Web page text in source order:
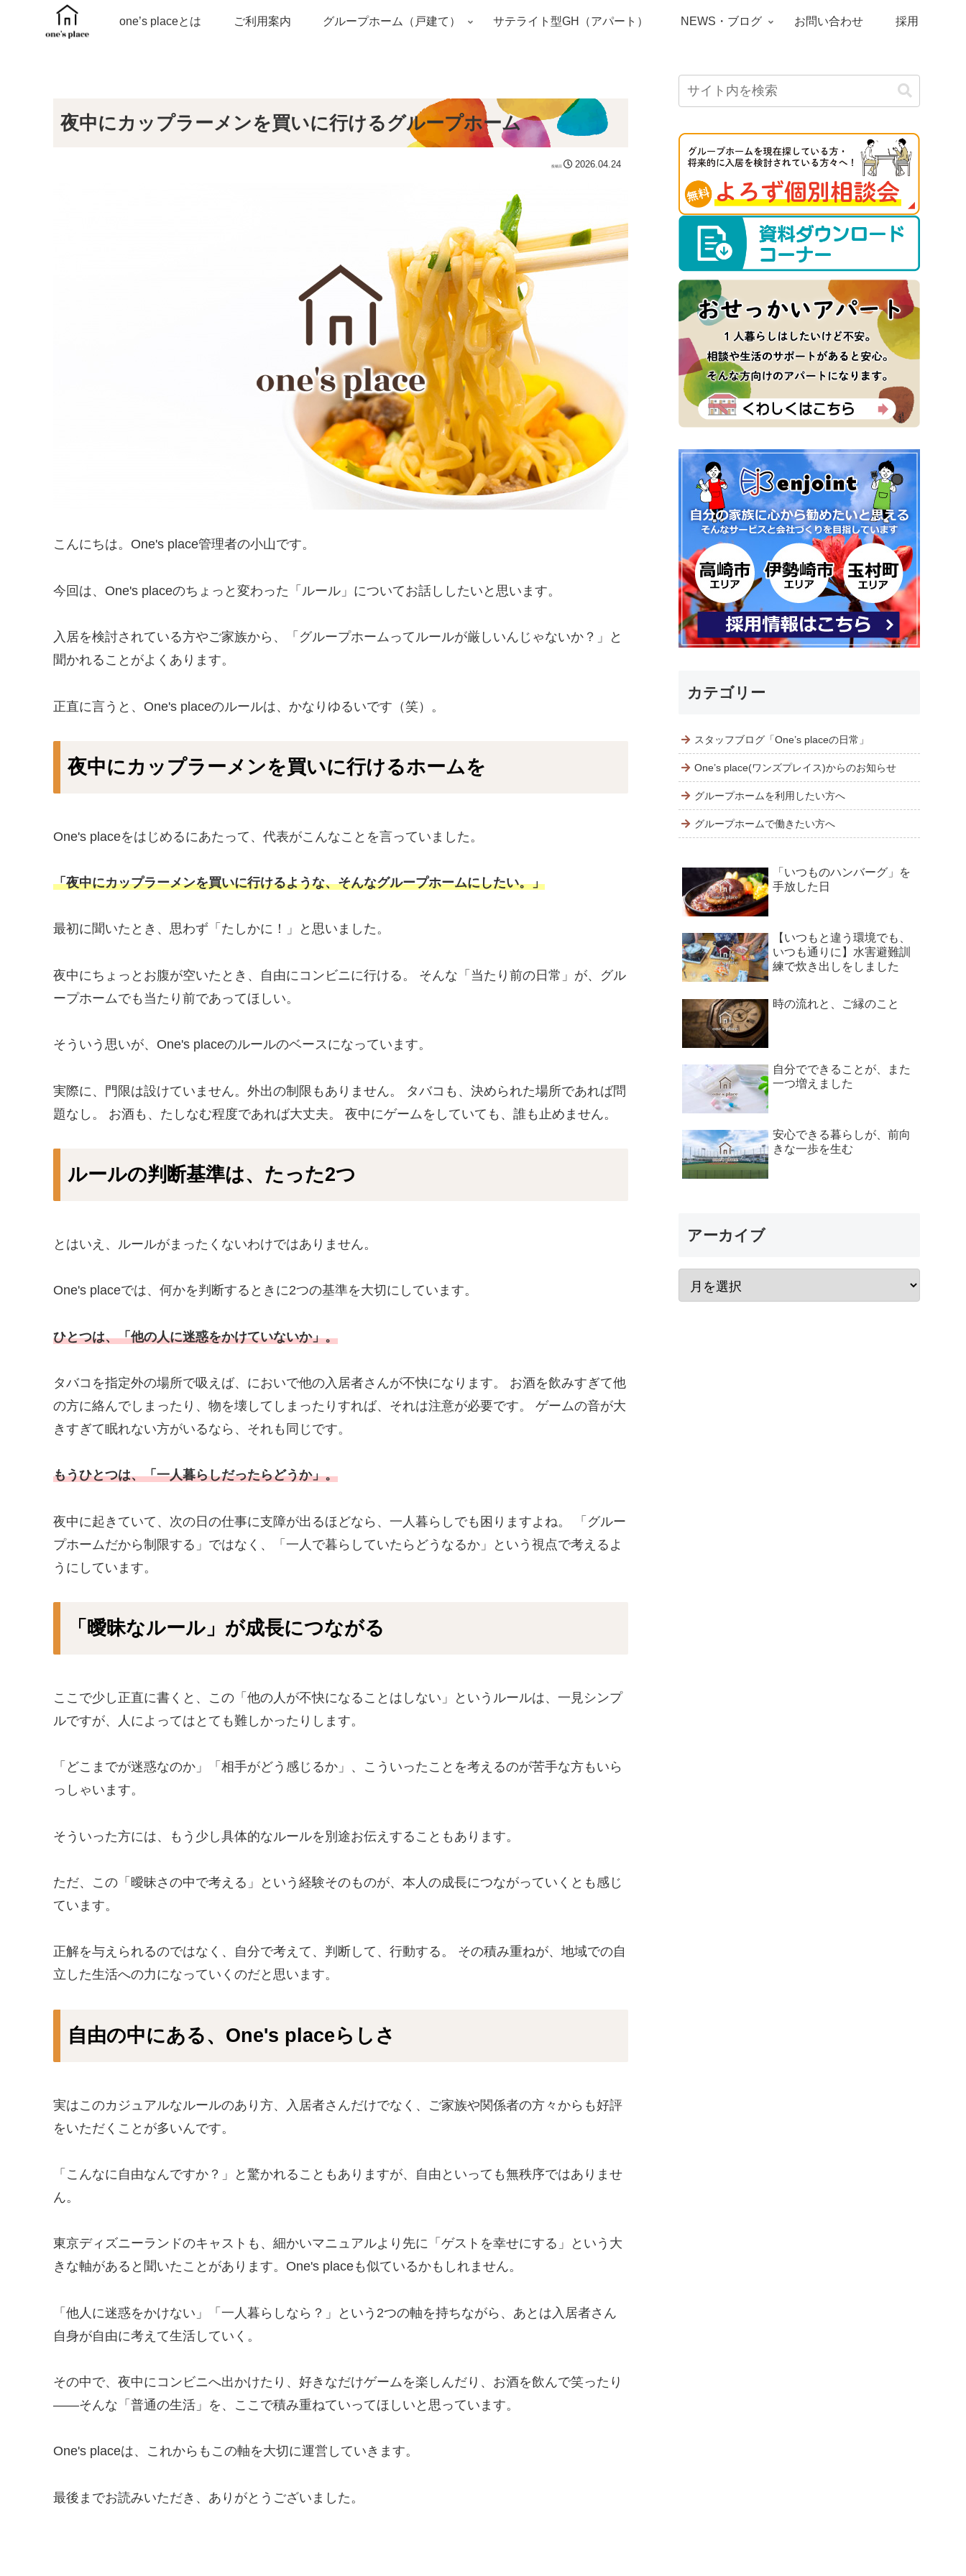
one’s placeとは ご利用案内 グループホーム（戸建て） サテライト型GH（アパート） NEWS・ブログ お問い合わせ 採用
夜中にカップラーメンを買いに行けるグループホーム
2026.04.24
こんにちは。One's place管理者の小山です。
今回は、One's placeのちょっと変わった「ルール」についてお話ししたいと思います。
入居を検討されている方やご家族から、「グループホームってルールが厳しいんじゃないか？」と
聞かれることがよくあります。
正直に言うと、One's placeのルールは、かなりゆるいです（笑）。
夜中にカップラーメンを買いに行けるホームを
One's placeをはじめるにあたって、代表がこんなことを言っていました。
「夜中にカップラーメンを買いに行けるような、そんなグループホームにしたい。」
最初に聞いたとき、思わず「たしかに！」と思いました。
夜中にちょっとお腹が空いたとき、自由にコンビニに行ける。 そんな「当たり前の日常」が、グル
ープホームでも当たり前であってほしい。
そういう思いが、One's placeのルールのベースになっています。
実際に、門限は設けていません。外出の制限もありません。 タバコも、決められた場所であれば問
題なし。 お酒も、たしなむ程度であれば大丈夫。 夜中にゲームをしていても、誰も止めません。
ルールの判断基準は、たった2つ
とはいえ、ルールがまったくないわけではありません。
One's placeでは、何かを判断するときに2つの基準を大切にしています。
ひとつは、「他の人に迷惑をかけていないか」。
タバコを指定外の場所で吸えば、においで他の入居者さんが不快になります。 お酒を飲みすぎて他
の方に絡んでしまったり、物を壊してしまったりすれば、それは注意が必要です。 ゲームの音が大
きすぎて眠れない方がいるなら、それも同じです。
もうひとつは、「一人暮らしだったらどうか」。
夜中に起きていて、次の日の仕事に支障が出るほどなら、一人暮らしでも困りますよね。 「グルー
プホームだから制限する」ではなく、「一人で暮らしていたらどうなるか」という視点で考えるよ
うにしています。
「曖昧なルール」が成長につながる
ここで少し正直に書くと、この「他の人が不快になることはしない」というルールは、一見シンプ
ルですが、人によってはとても難しかったりします。
「どこまでが迷惑なのか」「相手がどう感じるか」、こういったことを考えるのが苦手な方もいら
っしゃいます。
そういった方には、もう少し具体的なルールを別途お伝えすることもあります。
ただ、この「曖昧さの中で考える」という経験そのものが、本人の成長につながっていくとも感じ
ています。
正解を与えられるのではなく、自分で考えて、判断して、行動する。 その積み重ねが、地域での自
立した生活への力になっていくのだと思います。
自由の中にある、One's placeらしさ
実はこのカジュアルなルールのあり方、入居者さんだけでなく、ご家族や関係者の方々からも好評
をいただくことが多いんです。
「こんなに自由なんですか？」と驚かれることもありますが、自由といっても無秩序ではありませ
ん。
東京ディズニーランドのキャストも、細かいマニュアルより先に「ゲストを幸せにする」という大
きな軸があると聞いたことがあります。One's placeも似ているかもしれません。
「他人に迷惑をかけない」「一人暮らしなら？」という2つの軸を持ちながら、あとは入居者さん
自身が自由に考えて生活していく。
その中で、夜中にコンビニへ出かけたり、好きなだけゲームを楽しんだり、お酒を飲んで笑ったり
——そんな「普通の生活」を、ここで積み重ねていってほしいと思っています。
One's placeは、これからもこの軸を大切に運営していきます。
最後までお読みいただき、ありがとうございました。
カテゴリー
スタッフブログ「One’s placeの日常」
One’s place(ワンズプレイス)からのお知らせ
グループホームを利用したい方へ
グループホームで働きたい方へ
「いつものハンバーグ」を
手放した日
【いつもと違う環境でも、
いつも通りに】水害避難訓
練で炊き出しをしました
時の流れと、ご縁のこと
自分でできることが、また
一つ増えました
安心できる暮らしが、前向
きな一歩を生む
アーカイブ